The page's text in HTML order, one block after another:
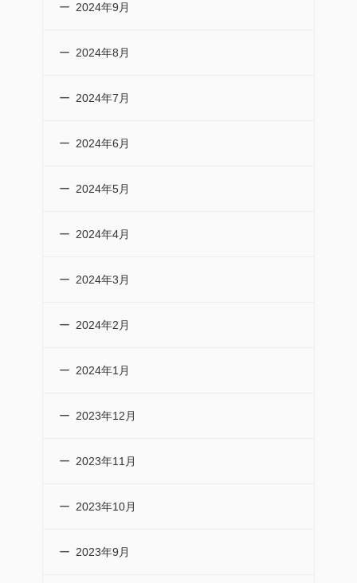
2024年9月
2024年8月
2024年7月
2024年6月
2024年5月
2024年4月
2024年3月
2024年2月
2024年1月
2023年12月
2023年11月
2023年10月
2023年9月